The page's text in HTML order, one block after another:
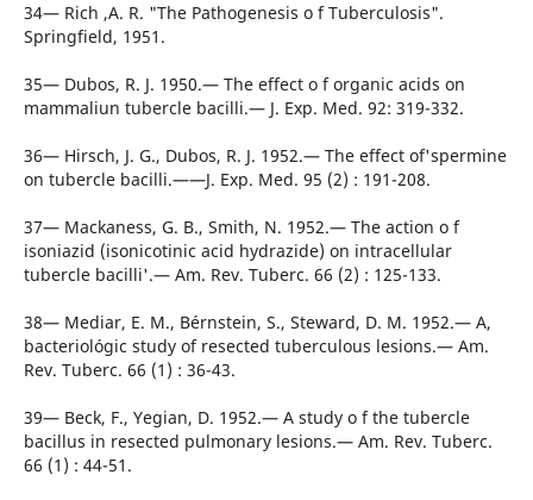
34— Rich ,A. R. "The Pathogenesis o f Tuberculosis".
Springfield, 1951.
35— Dubos, R. J. 1950.— The effect o f organic acids on
mammaliun tubercle bacilli.— J. Exp. Med. 92: 319-332.
36— Hirsch, J. G., Dubos, R. J. 1952.— The effect of'spermine
on tubercle bacilli.——J. Exp. Med. 95 (2) : 191-208.
37— Mackaness, G. B., Smith, N. 1952.— The action o f
isoniazid (isonicotinic acid hydrazide) on intracellular
tubercle bacilli'.— Am. Rev. Tuberc. 66 (2) : 125-133.
38— Mediar, E. M., Bérnstein, S., Steward, D. M. 1952.— A,
bacteriológic study of resected tuberculous lesions.— Am.
Rev. Tuberc. 66 (1) : 36-43.
39— Beck, F., Yegian, D. 1952.— A study o f the tubercle
bacillus in resected pulmonary lesions.— Am. Rev. Tuberc.
66 (1) : 44-51.